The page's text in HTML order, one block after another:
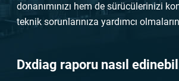
donanımınızı hem de sürücülerinizi
teknik sorunlarınıza yardımcı
Dxdiag raporu nasıl